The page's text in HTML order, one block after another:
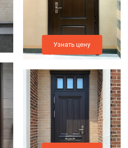
Узнать цену